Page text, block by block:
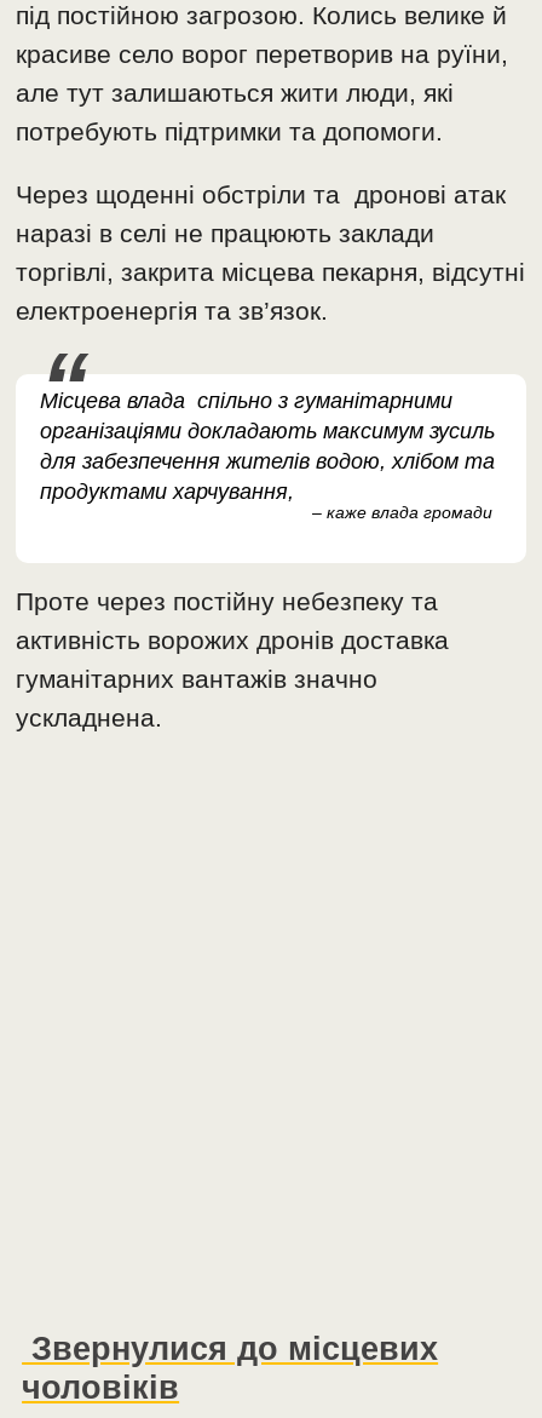
під постійною загрозою. Колись велике й
красиве село ворог перетворив на руїни,
але тут залишаються жити люди, які
потребують підтримки та допомоги.
Через щоденні обстріли та дронові атак
наразі в селі не працюють заклади
торгівлі, закрита місцева пекарня, відсутні
електроенергія та зв’язок.
Місцева влада спільно з гуманітарними
організаціями докладають максимум зусиль
для забезпечення жителів водою, хлібом та
продуктами харчування,
– каже влада громади
Проте через постійну небезпеку та
активність ворожих дронів доставка
гуманітарних вантажів значно
ускладнена.
Звернулися до місцевих
чоловіків